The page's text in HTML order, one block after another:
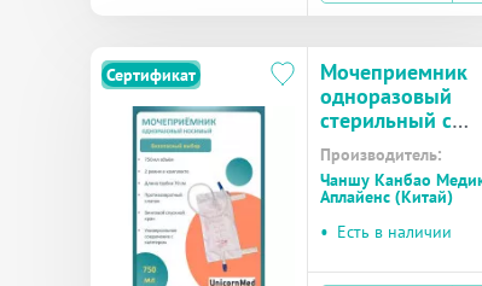
Сертификат
Мочеприемник
одноразовый
стерильный с
прямым краном
для слива с
приводной
Производитель:
Чаншу Канбао
Аплайенс (Китай)
• Есть в наличии